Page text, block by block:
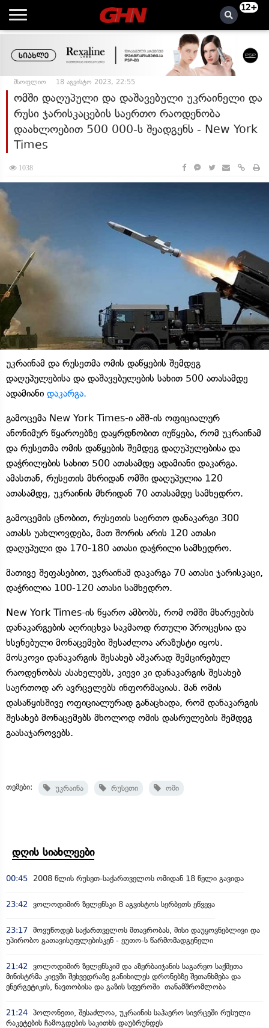
12+
მსოფლიო 18 აგვისტო 2023, 22:55
ომში დაღუპული და დაშავებული უკრაინელი და
რუსი ჯარისკაცების საერთო რაოდენობა
დაახლოებით 500 000-ს შეადგენს - New York
Times
1038
უკრაინამ და რუსეთმა ომის დაწყების შემდეგ
დაღუპულებისა და დაშავებულების სახით 500 ათასამდე
ადამიანი დაკარგა.
გამოცემა New York Times-ი აშშ-ის ოფიციალურ
ანონიმურ წყაროებზე დაყრდნობით იუწყება, რომ უკრაინამ
და რუსეთმა ომის დაწყების შემდეგ დაღუპულებისა და
დაჭრილების სახით 500 ათასამდე ადამიანი დაკარგა.
ამასთან, რუსეთის მხრიდან ომში დაღუპულია 120
ათასამდე, უკრაინის მხრიდან 70 ათასამდე სამხედრო.
გამოცემის ცნობით, რუსეთის საერთო დანაკარგი 300
ათასს უახლოვდება, მათ შორის არის 120 ათასი
დაღუპული და 170-180 ათასი დაჭრილი სამხედრო.
მათივე შეფასებით, უკრაინამ დაკარგა 70 ათასი ჯარისკაცი,
დაჭრილია 100-120 ათასი სამხედრო.
New York Times-ის წყარო ამბობს, რომ ომში მხარეების
დანაკარგების აღრიცხვა საკმაოდ რთული პროცესია და
ხსენებული მონაცემები შესაძლოა არაზუსტი იყოს.
მოსკოვი დანაკარგის შესახებ აშკარად შემცირებულ
რაოდენობას ასახელებს, კიევი კი დანაკარგის შესახებ
საერთოდ არ ავრცელებს ინფორმაციას. მან ომის
დასაწყისშივე ოფიციალურად განაცხადა, რომ დანაკარგის
შესახებ მონაცემებს მხოლოდ ომის დასრულების შემდეგ
გაასაჯაროვებს.
თემები: უკრაინა რუსეთი ომი
დღის სიახლეები
00:45 2008 წლის რუსეთ-საქართველოს ომიდან 18 წელი გავიდა
23:42 ვოლოდიმირ ზელენსკი 8 აგვისტოს სერბეთს ეწვევა
23:17 მოვუწოდებ საქართველოს მთავრობას, მისი დაუყოვნებლივი და
უპირობო გათავისუფლებისკენ - ეუთო-ს წარმომადგენელი
21:42
ვოლოდიმირ ზელენსკიმ და აზერბაიჯანის საგარეო საქმეთა
მინისტრმა კიევში შეხვედრაზე განიხილეს დრონებზე შეთანხმება და
ენერგეტიკის, ნავთობისა და გაზის სფეროში თანამშრომლობა
21:24 პოლონეთი, შესაძლოა, უკრაინის საჰაერო სივრცეში რუსული
რაკეტების ჩამოგდების საკითხს დაუბრუნდეს